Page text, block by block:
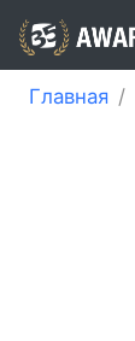
Главная